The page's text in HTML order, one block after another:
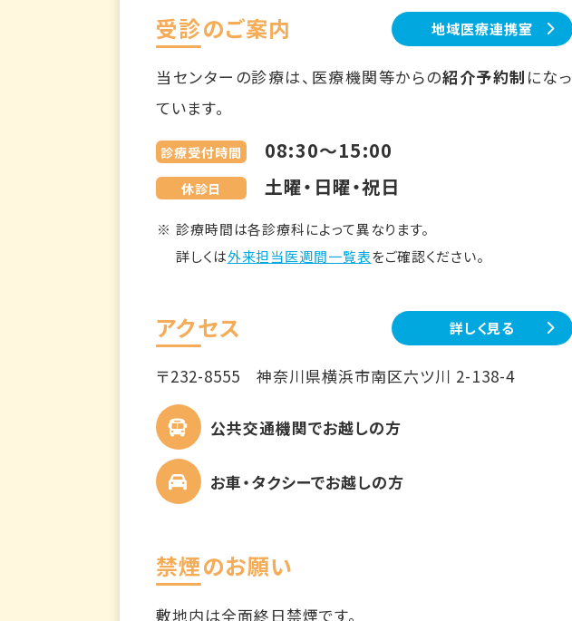
受診のご案内 地域医療連携室
当センターの診療は、医療機関等からの紹介予約制 になっ
ています。
診療受付時間 08:30～15:00
休診日 土曜・日曜・祝日
診療時間は各診療科によって異なります。
詳しくは外来担当医週間一覧表をご確認ください。
アクセス 詳しく見る
〒232-8555神奈川県横浜市南区六ツ川 2-138-4
公共交通機関でお越しの方
お車・タクシーでお越しの方
禁煙のお願い
敷地内は全面終日禁煙です。